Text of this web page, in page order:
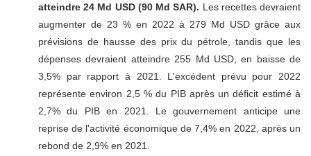
atteindre 24 Md USD (90 Md SAR). Les recettes devraient
augmenter de 23 % en 2022 à 279 Md USD grâce aux
prévisions de hausse des prix du pétrole, tandis que les
dépenses devraient atteindre 255 Md USD, en baisse de
3,5% par rapport à 2021. L'excédent prévu pour 2022
représente environ 2,5 % du PIB après un déficit estimé à
2,7% du PIB en 2021. Le gouvernement anticipe une
reprise de l'activité économique de 7,4% en 2022, après un
rebond de 2,9% en 2021.